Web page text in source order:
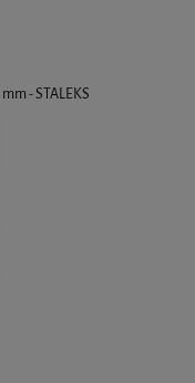
- STALEKS